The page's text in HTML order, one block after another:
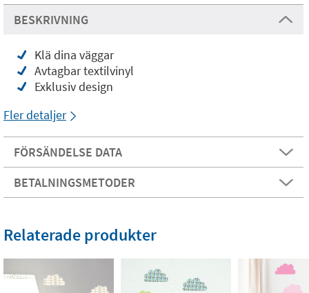
BESKRIVNING
Klä dina väggar
Avtagbar textilvinyl
Exklusiv design
Fler detaljer
FÖRSÄNDELSE DATA
BETALNINGSMETODER
Relaterade produkter